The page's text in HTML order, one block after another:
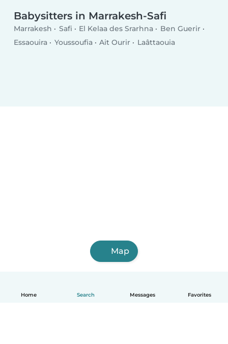
Home Search Messages Favorites
Babysitters in Marrakesh-Safi
Marrakesh Safi El Kelaa des Srarhna
Ben Guerir
Essaouira
Youssoufia Ait Ourir Laâttaouia
Map